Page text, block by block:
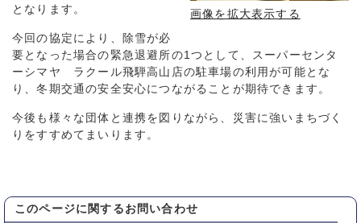
画像を拡大表示する
となります。
今回の協定により、除雪が必
要となった場合の緊急退避所の1つとして、スーパーセンタ
ーシマヤ ラクール飛騨高山店の駐車場の利用が可能とな
り、冬期交通の安全安心につながることが期待できます。
今後も様々な団体と連携を図りながら、災害に強いまちづく
りをすすめてまいります。
このページに関する お問い合わせ